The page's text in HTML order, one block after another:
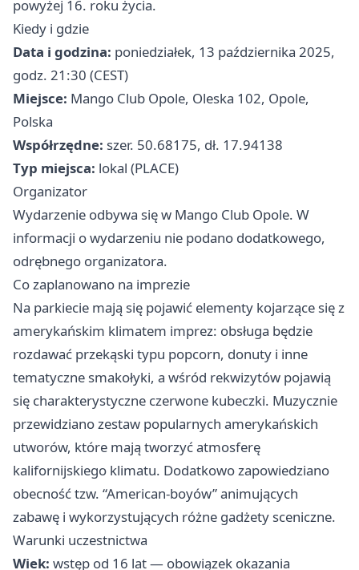
powyżej 16. roku życia.
Kiedy i gdzie
Data i godzina: poniedziałek, 13 października 2025,
godz. 21:30 (CEST)
Miejsce: Mango Club Opole, Oleska 102, Opole,
Polska
Współrzędne: szer. 50.68175, dł. 17.94138
Typ miejsca: lokal (PLACE)
Organizator
Wydarzenie odbywa się w Mango Club Opole. W
informacji o wydarzeniu nie podano dodatkowego,
odrębnego organizatora.
Co zaplanowano na imprezie
Na parkiecie mają się pojawić elementy kojarzące się z
amerykańskim klimatem imprez: obsługa będzie
rozdawać przekąski typu popcorn, donuty i inne
tematyczne smakołyki, a wśród rekwizytów pojawią
się charakterystyczne czerwone kubeczki. Muzycznie
przewidziano zestaw popularnych amerykańskich
utworów, które mają tworzyć atmosferę
kalifornijskiego klimatu. Dodatkowo zapowiedziano
obecność tzw. “American-boyów” animujących
zabawę i wykorzystujących różne gadżety sceniczne.
Warunki uczestnictwa
Wiek: wstęp od 16 lat — obowiązek okazania